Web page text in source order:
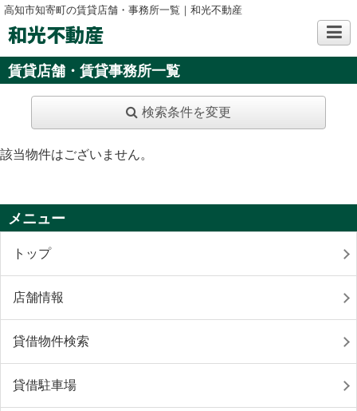
高知市知寄町の賃貸店舗・事務所一覧｜和光不動産
和光不動産
賃貸店舗・賃貸事務所一覧
検索条件を変更
該当物件はございません。
メニュー
トップ
店舗情報
貸借物件検索
貸借駐車場